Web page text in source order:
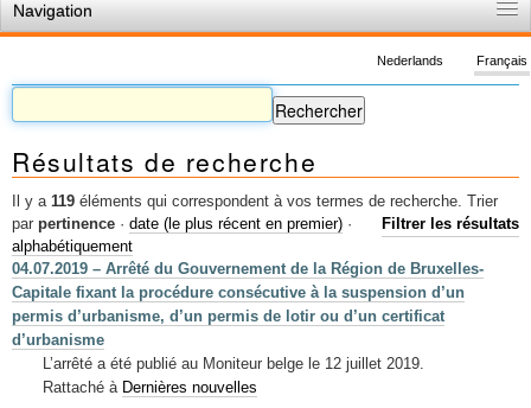
Navigation
Règles du jeu
Permis d'urbanisme
Cartographie
Etudes et publications
Mots-clés
Renseignements urbanistiques
Français
Nederlands
Résultats de recherche
Il y a 119 éléments qui correspondent à vos termes de recherche.
Filtrer les résultats
Trier
par pertinence · date (le plus récent en premier) ·
alphabétiquement
04.07.2019 – Arrêté du Gouvernement de la Région de Bruxelles-
Capitale fixant la procédure consécutive à la suspension d’un
permis d’urbanisme, d’un permis de lotir ou d’un certificat
d’urbanisme
L’arrêté a été publié au Moniteur belge le 12 juillet 2019.
Rattaché à Dernières nouvelles